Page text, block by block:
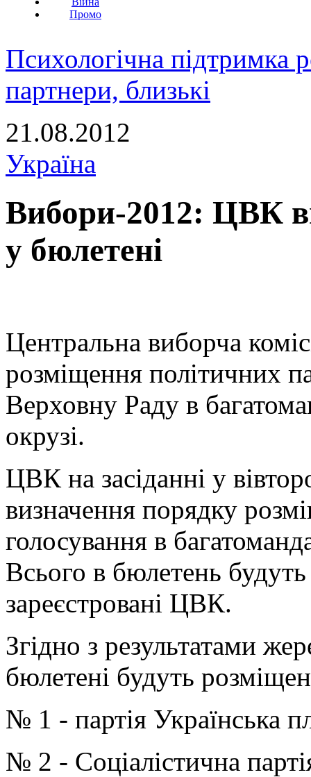
Промо
Психологічна підтримка
партнери, близькі
21.08.2012
Україна
Вибори-2012: ЦВК
у бюлетені
Центральна виборча
розміщення політичних
Верховну Раду в
окрузі.
ЦВК на засіданні у
визначення порядку
голосування в
Всього в бюлетень
зареєстровані ЦВК.
Згідно з результатами
бюлетені будуть
№ 1 - партія Українська
№ 2 - Соціалістична